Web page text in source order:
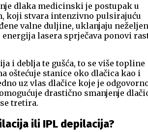
dlaka medicinski je postupak u
koji stvara intenzivno pulsirajuću
valne duljine, uklanjaju
energija lasera sprječava ponovi
i deblja te gušća, to se više topline
oštećuje stanice oko dlačica kao i
uz vlas dlačice koje je
drastično smanjenje
tretira.
ili IPL depilacija?